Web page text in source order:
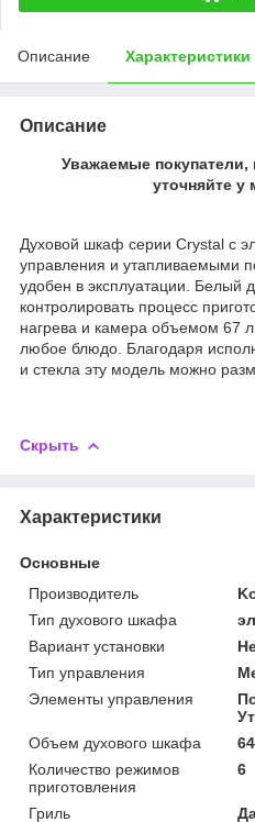
Описание Характеристики
Описание
Уважаемые покупатели,
уточняйте у
Духовой шкаф серии Crystal с
управления и утапливаемыми
удобен в эксплуатации. Белый
контролировать процесс
нагрева и камера объемом 67
любое блюдо. Благодаря
и стекла эту модель можно
Скрыть
Характеристики
Основные
Производитель
Тип духового шкафа
Вариант установки
Тип управления
Элементы управления
Объем духового шкафа
Количество режимов
приготовления
6
Гриль